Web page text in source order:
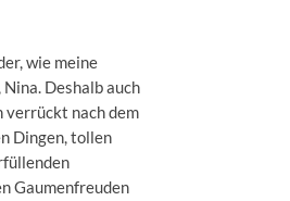
wie meine
Deshalb auch
verrückt nach dem
Dingen, tollen
Gaumenfreuden